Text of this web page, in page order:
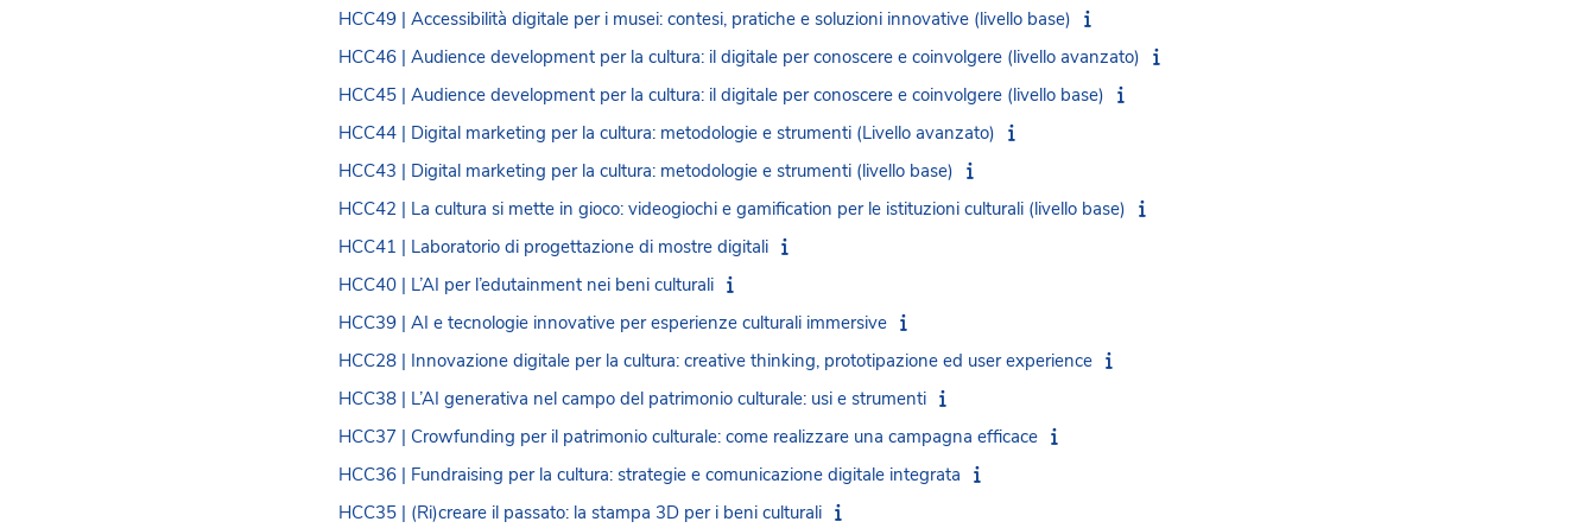
HCC49 | Accessibilità digitale per i musei: contesi, pratiche e soluzioni innovative (livello base)
HCC46 | Audience development per la cultura: il digitale per conoscere e coinvolgere (livello avanzato)
HCC45 | Audience development per la cultura: il digitale per conoscere e coinvolgere (livello base)
HCC44 | Digital marketing per la cultura: metodologie e strumenti (Livello avanzato)
HCC43 | Digital marketing per la cultura: metodologie e strumenti (livello base)
HCC42 | La cultura si mette in gioco: videogiochi e gamification per le istituzioni culturali (livello base)
HCC41 | Laboratorio di progettazione di mostre digitali
HCC40 | L’AI per l’edutainment nei beni culturali
HCC39 | AI e tecnologie innovative per esperienze culturali immersive
HCC28 | Innovazione digitale per la cultura: creative thinking, prototipazione ed user experience
HCC38 | L’AI generativa nel campo del patrimonio culturale: usi e strumenti
HCC37 | Crowfunding per il patrimonio culturale: come realizzare una campagna efficace
HCC36 | Fundraising per la cultura: strategie e comunicazione digitale integrata
HCC35 | (Ri)creare il passato: la stampa 3D per i beni culturali